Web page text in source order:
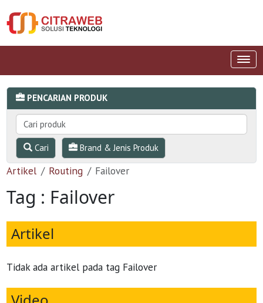
PENCARIAN PRODUK
Cari Brand & Jenis Produk
Artikel Routing Failover
Tag : Failover
Artikel
Tidak ada artikel pada tag Failover